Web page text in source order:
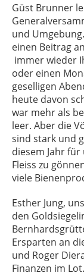
Güst Brunner
und
einen Beitrag
immer wieder
oder einen
geselligen
heute davon
war mehr als
leer. Aber die
sind stark und
diesem Jahr
Fleiss zu
viele
Esther Jung,
den
Ersparten an
und Roger
Finanzen im